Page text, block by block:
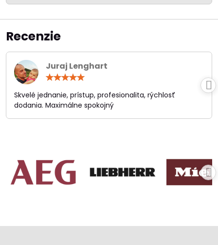
Recenzie
Juraj Lenghart
/
5
Skvelé jednanie, prístup, profesionalita, rýchlosť
dodania. Maximálne spokojný